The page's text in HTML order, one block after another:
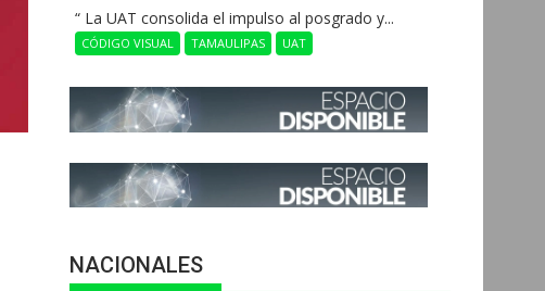
“ La UAT consolida el impulso al posgrado y...
CÓDIGO VISUAL TAMAULIPAS UAT
NACIONALES